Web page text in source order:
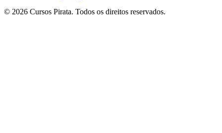
© 2026 Cursos Pirata. Todos os direitos reservados.